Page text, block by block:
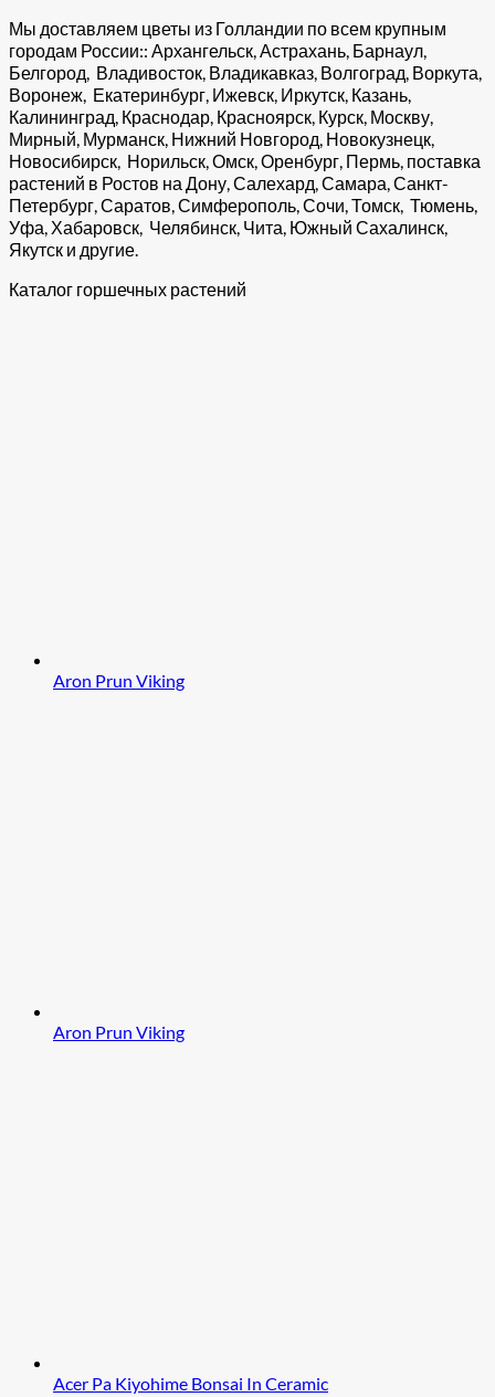
Мы доставляем цветы из Голландии по всем крупным
городам России:: Архангельск, Астрахань, Барнаул,
Белгород, Владивосток, Владикавказ, Волгоград, Воркута,
Воронеж, Екатеринбург, Ижевск, Иркутск, Казань,
Калининград, Краснодар, Красноярск, Курск, Москву,
Мирный, Мурманск, Нижний Новгород, Новокузнецк,
Новосибирск, Норильск, Омск, Оренбург, Пермь, поставка
растений в Ростов на Дону, Салехард, Самара, Санкт-
Петербург, Саратов, Симферополь, Сочи, Томск, Тюмень,
Уфа, Хабаровск, Челябинск, Чита, Южный Сахалинск,
Якутск и другие.
Каталог горшечных растений
Aron Prun Viking
Aron Prun Viking
Acer Pa Kiyohime Bonsai In Ceramic